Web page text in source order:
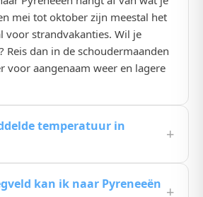
mei tot oktober zijn meestal het
voor strandvakanties. Wil je
Reis dan in de schoudermaanden
voor aangenaam weer en lagere
temperatuur in
+
de 25, 30°C. In de winter koelt
kan ik naar Pyreneeën +